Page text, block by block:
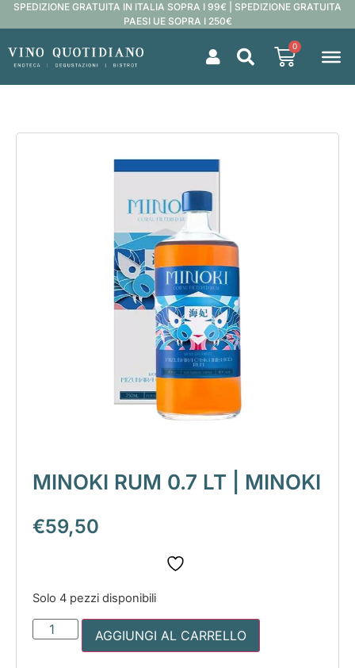
SPEDIZIONE GRATUITA IN ITALIA SOPRA I 99€ | SPEDIZIONE GRATUITA
PAESI UE SOPRA I 250€
0
MINOKI RUM 0.7 LT | MINOKI
€59,50
Solo 4 pezzi disponibili
AGGIUNGI AL CARRELLO